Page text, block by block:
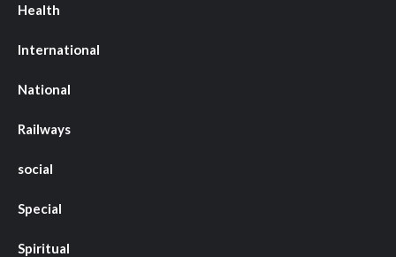
Health
International
National
Railways
social
Special
Spiritual